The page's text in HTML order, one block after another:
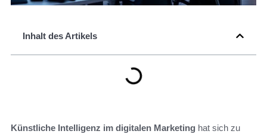
Inhalt des Artikels
Künstliche Intelligenz im digitalen Marketing hat sich zu